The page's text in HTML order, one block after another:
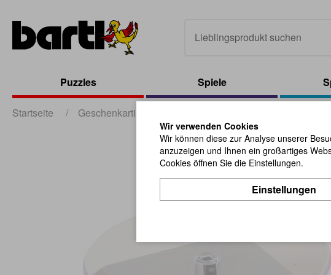
Puzzles Spiele
Startseite / Geschenkartikel
Wir verwenden Cookies
Wir können diese zur Analyse unserer
anzuzeigen und Ihnen ein großartiges
Cookies öffnen Sie die Einstellungen.
Einstellungen